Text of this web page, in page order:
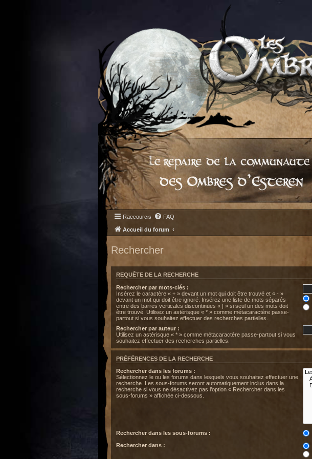
Raccourcis FAQ
Accueil du forum
Rechercher
REQUÊTE DE LA RECHERCHE
Rechercher par mots-clés :
Insérez le caractère « + » devant un mot qui doit être trouvé et « - »
devant un mot qui doit être ignoré. Insérez une liste de mots séparés
entre des barres verticales discontinues « | » si seul un des mots doit
être trouvé. Utilisez un astérisque « * » comme métacaractère passe-
partout si vous souhaitez effectuer des recherches partielles.
Rechercher par auteur :
Utilisez un astérisque « * » comme métacaractère passe-partout si vous
souhaitez effectuer des recherches partielles.
PRÉFÉRENCES DE LA RECHERCHE
Rechercher dans les forums :
Sélectionnez le ou les forums dans lesquels vous souhaitez effectuer une
recherche. Les sous-forums seront automatiquement inclus dans la
recherche si vous ne désactivez pas l’option « Rechercher dans les
sous-forums » affichée ci-dessous.
Rechercher dans les sous-forums :
Rechercher dans :